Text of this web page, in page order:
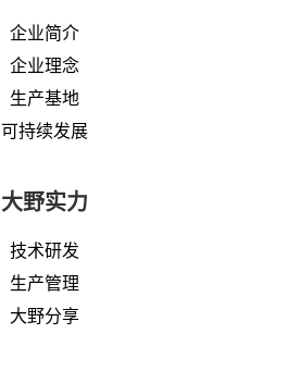
企业简介
企业理念
生产基地
可持续发展
大野实力
技术研发
生产管理
大野分享